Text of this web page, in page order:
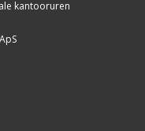
kantooruren